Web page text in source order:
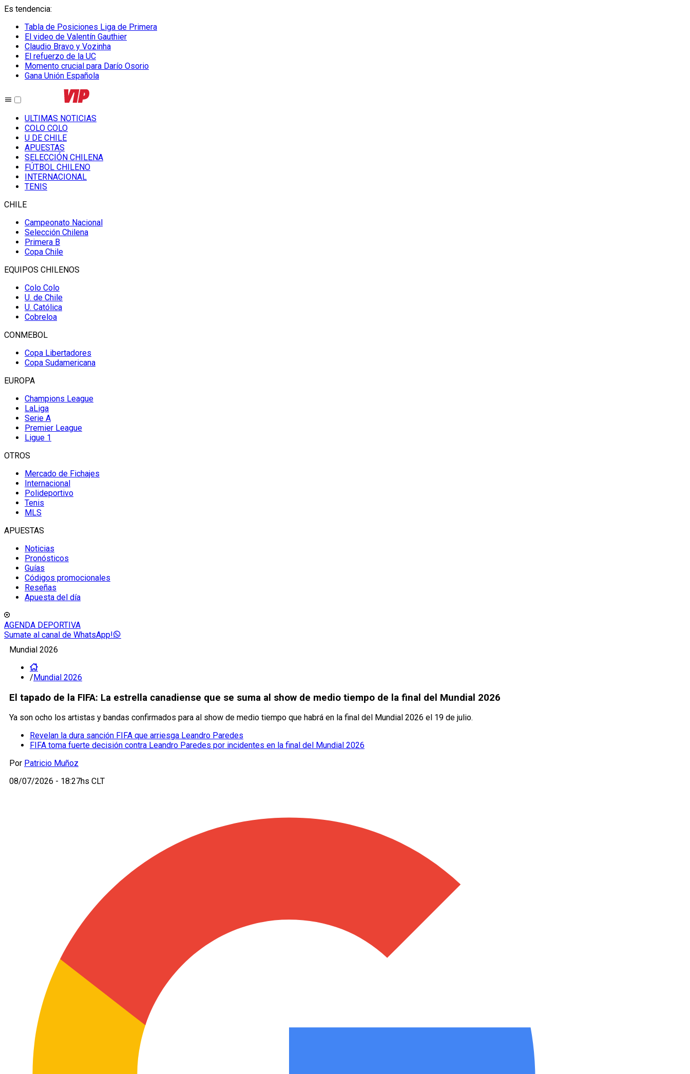
Es tendencia:
Tabla de Posiciones Liga de Primera
El video de Valentín Gauthier
Claudio Bravo y Vozinha
El refuerzo de la UC
Momento crucial para Darío Osorio
Gana Unión Española
ULTIMAS NOTICIAS
COLO COLO
U DE CHILE
APUESTAS
SELECCIÓN CHILENA
FÚTBOL CHILENO
INTERNACIONAL
TENIS
CHILE
Campeonato Nacional
Selección Chilena
Primera B
Copa Chile
EQUIPOS CHILENOS
Colo Colo
U. de Chile
U. Católica
Cobreloa
CONMEBOL
Copa Libertadores
Copa Sudamericana
EUROPA
Champions League
LaLiga
Serie A
Premier League
Ligue 1
OTROS
Mercado de Fichajes
Internacional
Polideportivo
Tenis
MLS
APUESTAS
Noticias
Pronósticos
Guías
Códigos promocionales
Reseñas
Apuesta del día
AGENDA DEPORTIVA
Sumate al canal de WhatsApp!
Mundial 2026
/Mundial 2026
El tapado de la FIFA: La estrella canadiense que se suma al show de medio tiempo de la final del Mundial 2026
Ya son ocho los artistas y bandas confirmados para al show de medio tiempo que habrá en la final del Mundial 2026 el 19 de julio.
Revelan la dura sanción FIFA que arriesga Leandro Paredes
FIFA toma fuerte decisión contra Leandro Paredes por incidentes en la final del Mundial 2026
Por Patricio Muñoz
08/07/2026 - 18:27hs CLT